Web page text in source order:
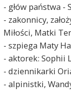
- głów państwa -
- zakonnicy,
Miłości, Matki
- szpiega Maty
- aktorek: Sophii
- dziennikarki
- alpinistki,